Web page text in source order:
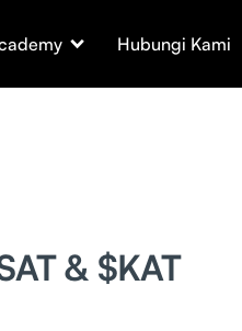
Hubungi Kami
& $KAT